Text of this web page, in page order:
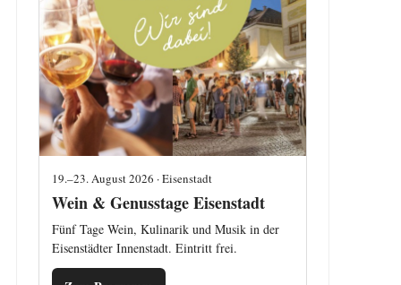
19.–23. August 2026 · Eisenstadt
Wein & Genusstage Eisenstadt
Fünf Tage Wein, Kulinarik und Musik in der
Eisenstädter Innenstadt. Eintritt frei.